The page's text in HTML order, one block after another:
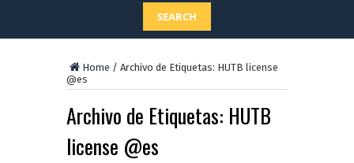
SEARCH
Home / Archivo de Etiquetas: HUTB license
@es
Archivo de Etiquetas: HUTB
license @es